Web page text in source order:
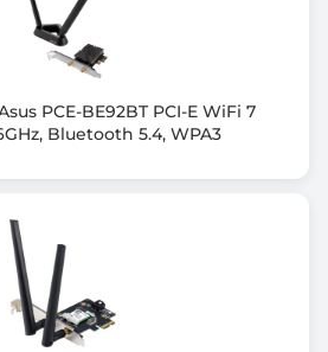
MU-MIMO on each band
range and performance for
10, 11
PCE-BE92BT PCI-E WiFi 7
Bluetooth 5.4, WPA3